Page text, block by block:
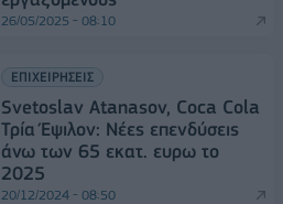
26/05/2025 - 08:10
ΕΠΙΧΕΙΡΗΣΕΙΣ
Svetoslav Atanasov, Coca Cola
Τρία Έψιλον: Νέες επενδύσεις
άνω των 65 εκατ. ευρω το
2025
20/12/2024 - 08:50